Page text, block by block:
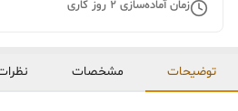
زمان آماده‌سازی 2 روز کاری
توضیحات مشخصات